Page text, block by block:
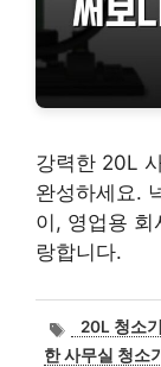
강력한 20L
완성하세요.
이, 영업용 회
랑합니다.
태
그
20L 청소기
한 사무실 청소기